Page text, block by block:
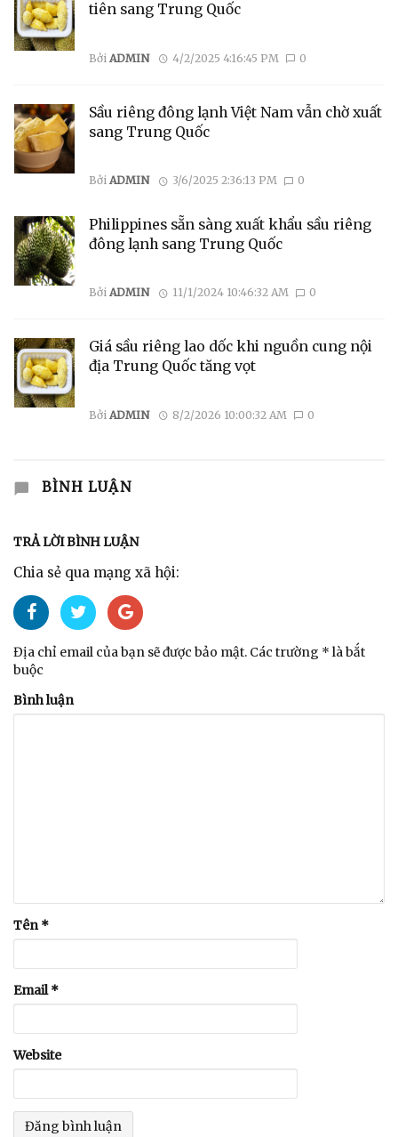
tiên sang Trung Quốc
Bởi ADMIN 4/2/2025 4:16:45 PM 0
Sầu riêng đông lạnh Việt Nam vẫn chờ xuất
sang Trung Quốc
Bởi ADMIN 3/6/2025 2:36:13 PM 0
Philippines sẵn sàng xuất khẩu sầu riêng
đông lạnh sang Trung Quốc
Bởi ADMIN 11/1/2024 10:46:32 AM 0
Giá sầu riêng lao dốc khi nguồn cung nội
địa Trung Quốc tăng vọt
Bởi ADMIN 8/2/2026 10:00:32 AM 0
BÌNH LUẬN
TRẢ LỜI BÌNH LUẬN
Chia sẻ qua mạng xã hội:
Địa chỉ email của bạn sẽ được bảo mật. Các trường * là bắt
buộc
Bình luận
Tên*
Email*
Website